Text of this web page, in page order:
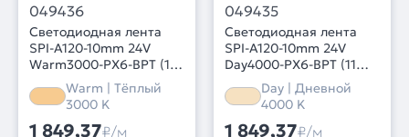
049436
Светодиодная лента
SPI-A120-10mm 24V
Warm3000-PX6-BPT (11
W/m, IP20, 2835, 5m)
(Arlight, бегущий огонь)
Warm | Тёплый
3000 K
1 849,37₽/м
049435
Светодиодная лента
SPI-A120-10mm 24V
Day4000-PX6-BPT (11
W/m, IP20, 2835, 5m)
(Arlight, бегущий огонь)
Day | Дневной
4000 K
1 849,37₽/м